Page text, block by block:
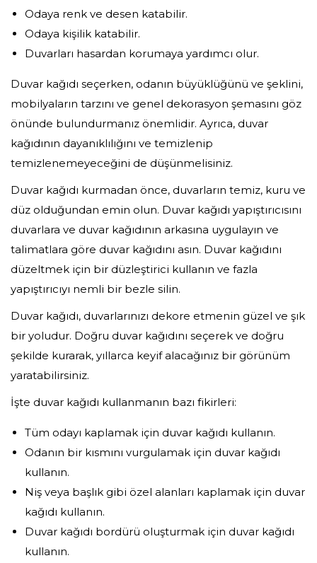
Odaya renk ve desen katabilir.
Odaya kişilik katabilir.
Duvarları hasardan korumaya yardımcı olur.
Duvar kağıdı seçerken, odanın büyüklüğünü ve şeklini,
mobilyaların tarzını ve genel dekorasyon şemasını göz
önünde bulundurmanız önemlidir. Ayrıca, duvar
kağıdının dayanıklılığını ve temizlenip
temizlenemeyeceğini de düşünmelisiniz.
Duvar kağıdı kurmadan önce, duvarların temiz, kuru ve
düz olduğundan emin olun. Duvar kağıdı yapıştırıcısını
duvarlara ve duvar kağıdının arkasına uygulayın ve
talimatlara göre duvar kağıdını asın. Duvar kağıdını
düzeltmek için bir düzleştirici kullanın ve fazla
yapıştırıcıyı nemli bir bezle silin.
Duvar kağıdı, duvarlarınızı dekore etmenin güzel ve şık
bir yoludur. Doğru duvar kağıdını seçerek ve doğru
şekilde kurarak, yıllarca keyif alacağınız bir görünüm
yaratabilirsiniz.
İşte duvar kağıdı kullanmanın bazı fikirleri:
Tüm odayı kaplamak için duvar kağıdı kullanın.
Odanın bir kısmını vurgulamak için duvar kağıdı
kullanın.
Niş veya başlık gibi özel alanları kaplamak için duvar
kağıdı kullanın.
Duvar kağıdı bordürü oluşturmak için duvar kağıdı
kullanın.